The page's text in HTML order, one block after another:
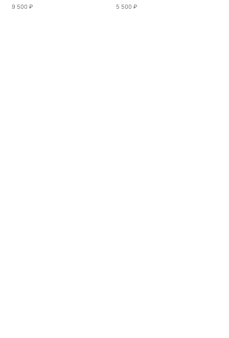
9 500 ₽ 5 500 ₽